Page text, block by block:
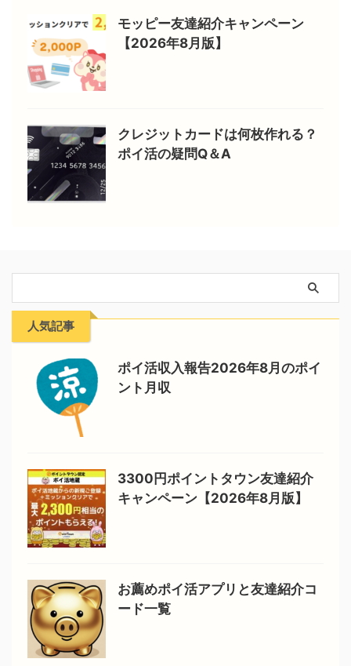
モッピー友達紹介キャンペーン
【2026年8月版】
クレジットカードは何枚作れる？
ポイ活の疑問Q＆A
人気記事
ポイ活収入報告2026年8月のポイ
ント月収
3300円ポイントタウン友達紹介
キャンペーン【2026年8月版】
お薦めポイ活アプリと友達紹介コ
ード一覧